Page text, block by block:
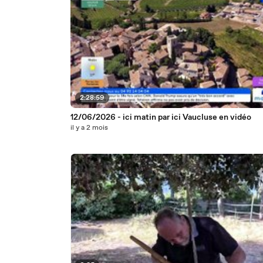
2:28:59
12/06/2026 - ici matin par ici Vaucluse en vidéo
il y a 2 mois